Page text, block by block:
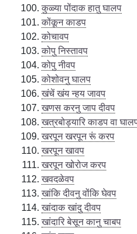
कुळ्या पोंदाक हातु घालप
कोंकून काडप
कोचावप
कोपु निस्तावप
कोपु नीवप
कोशोवनु घालप
खंचें खंय न्हय जावप
खणस करनु जाप दीवप
खत्रबोड्यारि काडप वा
खरपून खरपून रूं करप
खरपून खावप
खरपून खोरोज करप
खवदळेवप
खांकि दीवनु वोंकि घेवप
खांदाक खांदु दीवप
खांदारि बेसून कानु चाबप